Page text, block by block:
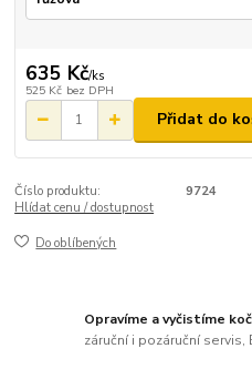
635 Kč/ks
525 Kč bez DPH
Přidat do
Číslo produktu:
9724
Hlídat cenu / dostupnost
Do oblíbených
Opravíme a vyčistíme
záruční i pozáruční servis,